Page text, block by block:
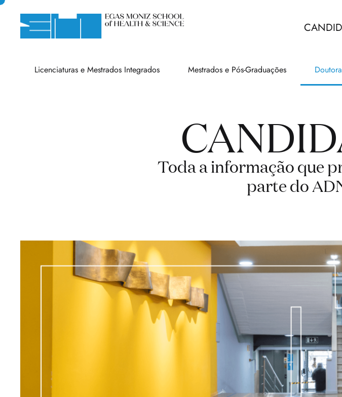
Licenciaturas e Mestrados Integrados Mestrados e Pós-Graduações
Toda a informação que
parte do